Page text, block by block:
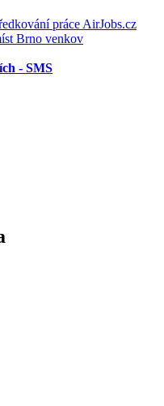
práce AirJobs.cz
Brno venkov
- SMS